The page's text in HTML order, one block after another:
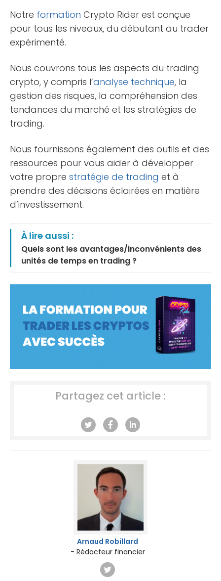
Notre formation Crypto Rider est conçue
pour tous les niveaux, du débutant au trader
expérimenté.
Nous couvrons tous les aspects du trading
crypto, y compris l’analyse technique, la
gestion des risques, la compréhension des
tendances du marché et les stratégies de
trading.
Nous fournissons également des outils et des
ressources pour vous aider à développer
votre propre stratégie de trading et à
prendre des décisions éclairées en matière
d’investissement.
À lire aussi :
Quels sont les avantages/inconvénients des
unités de temps en trading ?
Partagez cet article :
Arnaud Robillard
- Rédacteur financier